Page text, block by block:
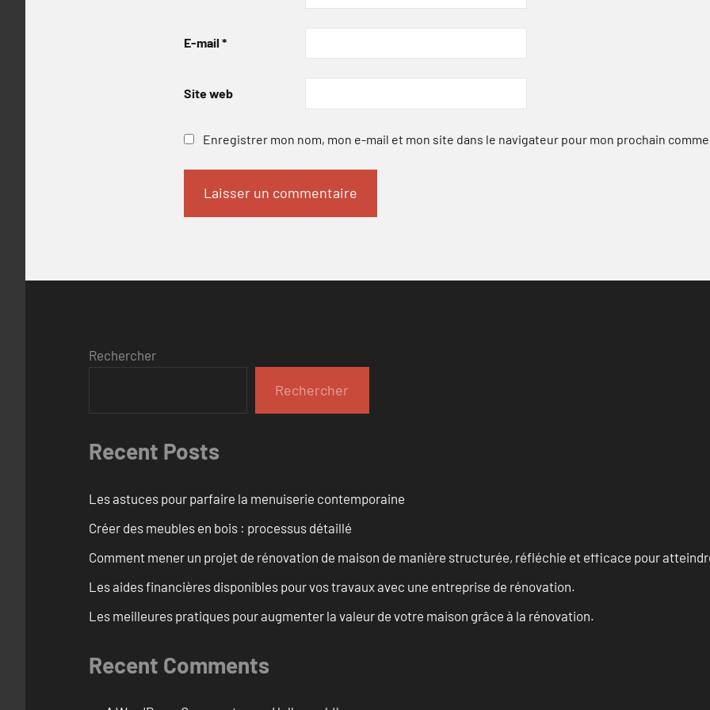
E-mail *
Site web
Enregistrer mon nom, mon e-mail et mon site dans le navigateur pour mon prochain
Rechercher
Rechercher
Recent Posts
Les astuces pour parfaire la menuiserie contemporaine
Créer des meubles en bois : processus détaillé
Comment mener un projet de rénovation de maison de manière structurée, réfléchie et efficace pour
Les aides financières disponibles pour vos travaux avec une entreprise de rénovation.
Les meilleures pratiques pour augmenter la valeur de votre maison grâce à la rénovation.
Recent Comments